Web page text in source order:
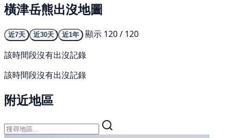
橫津岳熊出沒地圖
近7天 近30天 近1年
顯示 120 / 120
該時間段沒有出沒記錄
該時間段沒有出沒記錄
附近地區